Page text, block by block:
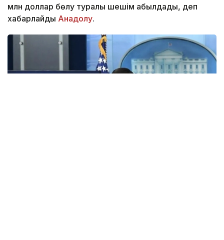
млн доллар бөлу туралы шешім қабылдады, деп
хабарлайды Анадолу.